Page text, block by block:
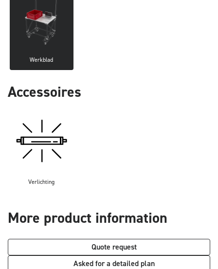
Werkblad
Accessoires
Verlichting
More product information
Quote request
Asked for a detailed plan